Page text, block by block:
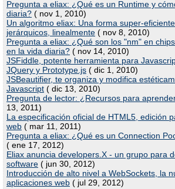
Pregunta a eliax: ¿Qué es un Runtime y
diaria? ( nov 1, 2010)
Un algoritmo eliax: Una forma super-
jerárquicos, linealmente ( nov 8, 2010)
Pregunta a eliax: ¿Qué son los "nm" en
en la vida diaria? ( nov 14, 2010)
JSFiddle, potente herramienta para
JQuery y Prototype.js ( dic 1, 2010)
JSBeautifier, te organiza y modifica
Javascript ( dic 13, 2010)
Pregunta de lector: ¿Recursos para
13, 2011)
La especificación oficial de HTML5, edición
web ( mar 11, 2011)
Pregunta a eliax: ¿Qué es un Connection
( ene 17, 2012)
Eliax anuncia developers.X - un grupo para
software ( jun 30, 2012)
Introducción de alto nivel a WebSockets, la
aplicaciones web ( jul 29, 2012)